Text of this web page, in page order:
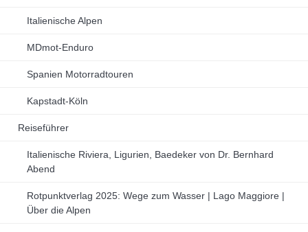
Italienische Alpen
MDmot-Enduro
Spanien Motorradtouren
Kapstadt-Köln
Reiseführer
Italienische Riviera, Ligurien, Baedeker von Dr. Bernhard
Abend
Rotpunktverlag 2025: Wege zum Wasser | Lago Maggiore |
Über die Alpen